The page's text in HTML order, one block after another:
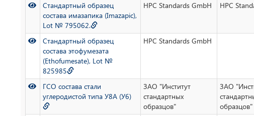
Cтандартный образец
состава имазапика (Imazapic),
Lot № 795062.
HPC Standards GmbH HPC
Стандартный образец
состава этофумезата
(Ethofumesate), Lot №
825985
HPC Standards GmbH
ГСО состава стали
углеродистой типа У8А (У6)
ЗАО "Институт
стандартных
образцов"
ЗАО
образцов"